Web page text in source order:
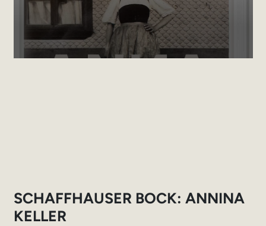
SCHAFFHAUSER BOCK: ANNINA
KELLER